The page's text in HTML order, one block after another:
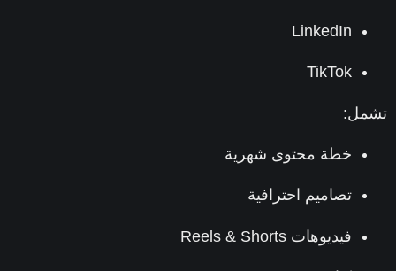
LinkedIn
TikTok
خطة محتوى شهرية
تصاميم احترافية
فيديوهات Reels & Shorts